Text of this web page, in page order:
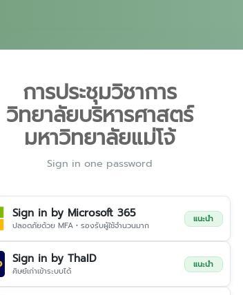
การประชุมวิชาการ
วิทยาลัยบริหารศาสตร์
มหาวิทยาลัยแม่โจ้
Sign in one password
Sign in by Microsoft 365
ปลอดภัยด้วย MFA • รองรับผู้ใช้จำนวนมาก
แนะนำ
Sign in by ThaID
ศิษย์เก่าเข้าระบบได้
แนะนำ